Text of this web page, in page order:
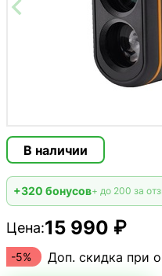
В наличии
+320 бонусов+ до 200 за
Цена:15 990 ₽
-5% Доп. скидка при